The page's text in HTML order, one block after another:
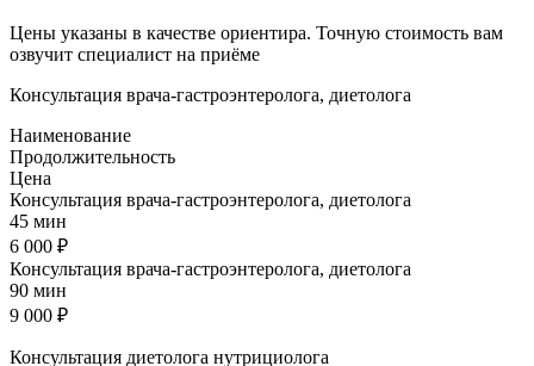
Цены указаны в качестве ориентира. Точную стоимость вам
озвучит специалист на приёме
Консультация врача-гастроэнтеролога, диетолога
Наименование
Продолжительность
Цена
Консультация врача-гастроэнтеролога, диетолога
45 мин
6 000 ₽
Консультация врача-гастроэнтеролога, диетолога
90 мин
9 000 ₽
Консультация диетолога нутрициолога